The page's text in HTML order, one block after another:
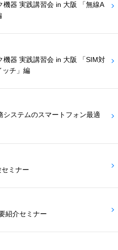
機器 実践講習会 in 大阪 「無線A
機器 実践講習会 in 大阪 「SIM対
ッチ」編
システムのスマートフォン最適
ミナー
紹介セミナー